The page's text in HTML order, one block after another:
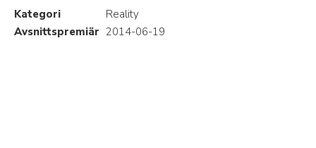
Kategori
Reality
Avsnittspremiär 2014-06-19